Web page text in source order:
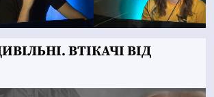
ВТІКАЧІ ВІД